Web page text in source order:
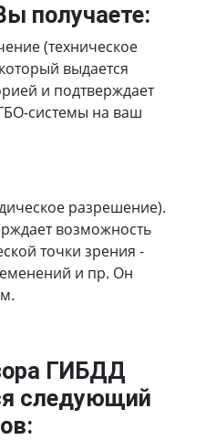
получаете:
(техническое
выдается
и подтверждает
системы на ваш
разрешение).
возможность
точки зрения -
и пр. Он
ГИБДД
следующий